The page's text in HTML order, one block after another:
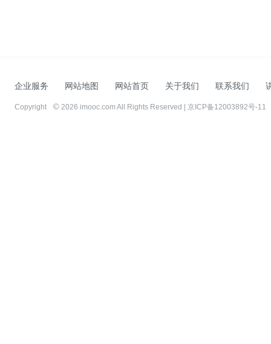
企业服务 网站地图 网站首页 关于我们 联系我们
Copyright 2026 imooc.com All Rights Reserved | 京ICP备12003892号-11